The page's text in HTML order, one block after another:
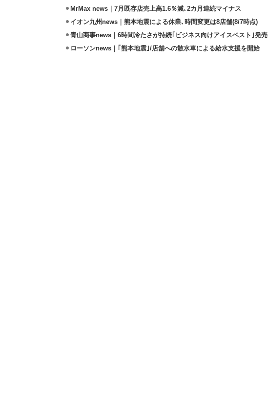
MrMax news｜7月既存店売上高1.6％減､2カ月連続マイナス
イオン九州news｜熊本地震による休業､時間変更は8店舗(8/7時点)
青山商事news｜6時間冷たさが持続｢ビジネス向けアイスベスト｣発売
ローソンnews｜｢熊本地震｣/店舗への散水車による給水支援を開始